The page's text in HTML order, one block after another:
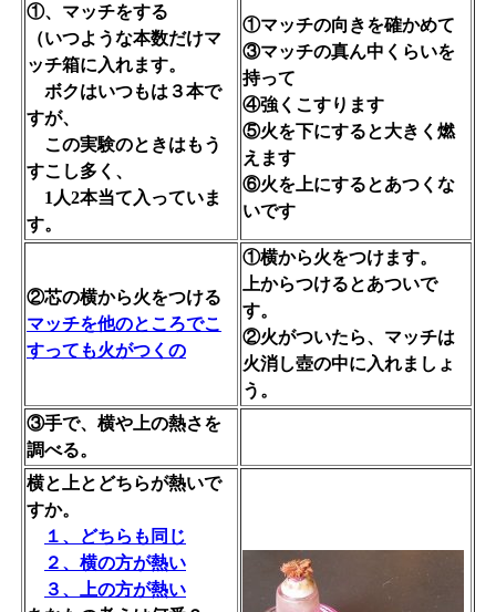
①、マッチをする
（いつような本数だけマ
ッチ箱に入れます。
ボクはいつもは３本で
すが、
この実験のときはもう
すこし多く、
1人2本当て入っていま
す。
①マッチの向きを確かめて
③マッチの真ん中くらいを
持って
④強くこすります
⑤火を下にすると大きく燃
えます
⑥火を上にするとあつくな
いです
②芯の横から火をつける
マッチを他のところでこ
すっても火がつくの
①横から火をつけます。
上からつけるとあついで
す。
②火がついたら、マッチは
火消し壺の中に入れましょ
う。
③手で、横や上の熱さを
調べる。
横と上とどちらが熱いで
すか。
１、どちらも同じ
２、横の方が熱い
３、上の方が熱い